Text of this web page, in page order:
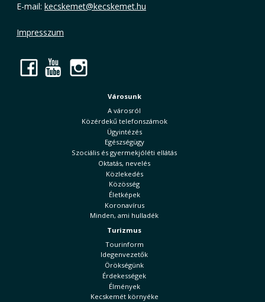
E-mail: kecskemet@kecskemet.hu
Impresszum
Facebook
YouTube
Városunk
A városról
Közérdekű telefonszámok
Ügyintézés
Egészségügy
Szociális és gyermekjóléti ellátás
Oktatás, nevelés
Közlekedés
Közösség
Életképek
Koronavírus
Minden, ami hulladék
Turizmus
Tourinform
Idegenvezetők
Örökségünk
Érdekességek
Élmények
Kecskemét környéke